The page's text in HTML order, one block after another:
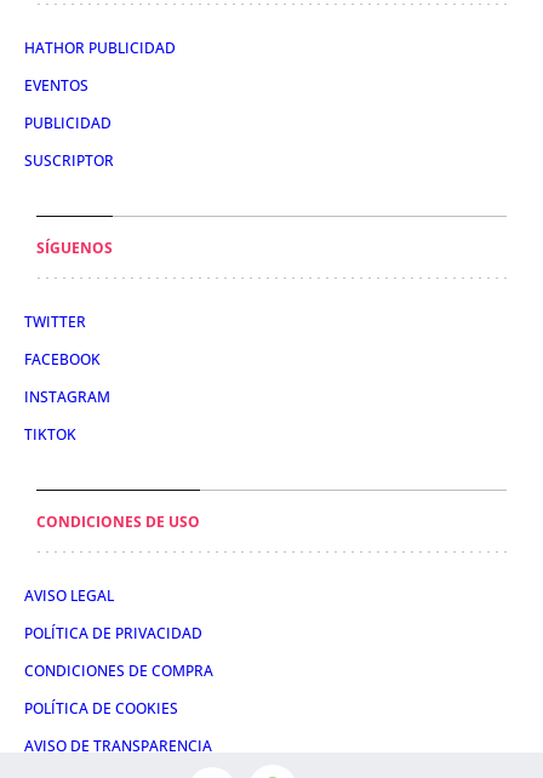
HATHOR PUBLICIDAD
EVENTOS
PUBLICIDAD
SUSCRIPTOR
SÍGUENOS
TWITTER
FACEBOOK
INSTAGRAM
TIKTOK
CONDICIONES DE USO
AVISO LEGAL
POLÍTICA DE PRIVACIDAD
CONDICIONES DE COMPRA
POLÍTICA DE COOKIES
AVISO DE TRANSPARENCIA